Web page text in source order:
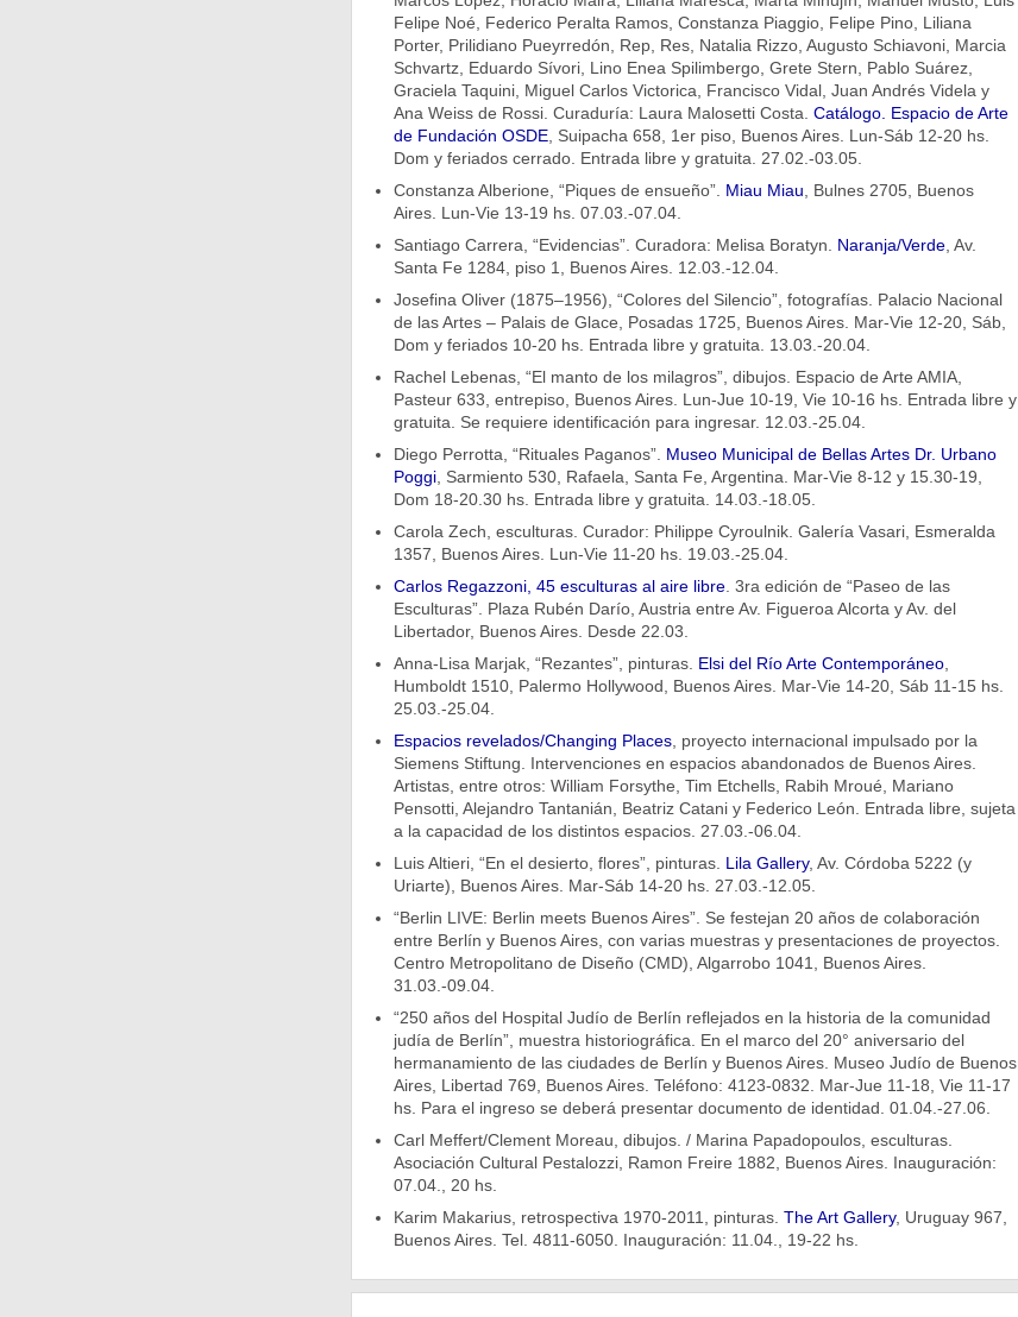
Felipe Noé, Federico Peralta Ramos, Constanza Piaggio, Felipe Pino, Liliana
Porter, Prilidiano Pueyrredón, Rep, Res, Natalia Rizzo, Augusto Schiavoni, Marcia
Schvartz, Eduardo Sívori, Lino Enea Spilimbergo, Grete Stern, Pablo Suárez,
Graciela Taquini, Miguel Carlos Victorica, Francisco Vidal, Juan Andrés Videla y
Ana Weiss de Rossi. Curaduría: Laura Malosetti Costa. Catálogo. Espacio de Arte
de Fundación OSDE, Suipacha 658, 1er piso, Buenos Aires. Lun-Sáb 12-20 hs.
Dom y feriados cerrado. Entrada libre y gratuita. 27.02.-03.05.
Constanza Alberione, “Piques de ensueño”. Miau Miau , Bulnes 2705, Buenos
Aires. Lun-Vie 13-19 hs. 07.03.-07.04.
Santiago Carrera, “Evidencias”. Curadora: Melisa Boratyn. Naranja/Verde, Av.
Santa Fe 1284, piso 1, Buenos Aires. 12.03.-12.04.
Josefina Oliver (1875–1956), “Colores del Silencio”, fotografías. Palacio Nacional
de las Artes – Palais de Glace, Posadas 1725, Buenos Aires. Mar-Vie 12-20, Sáb,
Dom y feriados 10-20 hs. Entrada libre y gratuita. 13.03.-20.04.
Rachel Lebenas, “El manto de los milagros”, dibujos. Espacio de Arte AMIA,
Pasteur 633, entrepiso, Buenos Aires. Lun-Jue 10-19, Vie 10-16 hs. Entrada libre y
gratuita. Se requiere identificación para ingresar. 12.03.-25.04.
Diego Perrotta, “Rituales Paganos”. Museo Municipal de Bellas Artes Dr. Urbano
Poggi, Sarmiento 530, Rafaela, Santa Fe, Argentina. Mar-Vie 8-12 y 15.30-19,
Dom 18-20.30 hs. Entrada libre y gratuita. 14.03.-18.05.
Carola Zech, esculturas. Curador: Philippe Cyroulnik. Galería Vasari, Esmeralda
1357, Buenos Aires. Lun-Vie 11-20 hs. 19.03.-25.04.
Carlos Regazzoni, 45 esculturas al aire libre. 3ra edición de “Paseo de las
Esculturas”. Plaza Rubén Darío, Austria entre Av. Figueroa Alcorta y Av. del
Libertador, Buenos Aires. Desde 22.03.
Anna-Lisa Marjak, “Rezantes”, pinturas. Elsi del Río Arte Contemporáneo,
Humboldt 1510, Palermo Hollywood, Buenos Aires. Mar-Vie 14-20, Sáb 11-15 hs.
25.03.-25.04.
Espacios revelados/Changing Places, proyecto internacional impulsado por la
Siemens Stiftung. Intervenciones en espacios abandonados de Buenos Aires.
Artistas, entre otros: William Forsythe, Tim Etchells, Rabih Mroué, Mariano
Pensotti, Alejandro Tantanián, Beatriz Catani y Federico León. Entrada libre, sujeta
a la capacidad de los distintos espacios. 27.03.-06.04.
Luis Altieri, “En el desierto, flores”, pinturas. Lila Gallery, Av. Córdoba 5222 (y
Uriarte), Buenos Aires. Mar-Sáb 14-20 hs. 27.03.-12.05.
“Berlin LIVE: Berlin meets Buenos Aires”. Se festejan 20 años de colaboración
entre Berlín y Buenos Aires, con varias muestras y presentaciones de proyectos.
Centro Metropolitano de Diseño (CMD), Algarrobo 1041, Buenos Aires.
31.03.-09.04.
“250 años del Hospital Judío de Berlín reflejados en la historia de la comunidad
judía de Berlín”, muestra historiográfica. En el marco del 20° aniversario del
hermanamiento de las ciudades de Berlín y Buenos Aires. Museo Judío de Buenos
Aires, Libertad 769, Buenos Aires. Teléfono: 4123-0832. Mar-Jue 11-18, Vie 11-17
hs. Para el ingreso se deberá presentar documento de identidad. 01.04.-27.06.
Carl Meffert/Clement Moreau, dibujos. / Marina Papadopoulos, esculturas.
Asociación Cultural Pestalozzi, Ramon Freire 1882, Buenos Aires. Inauguración:
07.04., 20 hs.
Karim Makarius, retrospectiva 1970-2011, pinturas. The Art Gallery, Uruguay 967,
Buenos Aires. Tel. 4811-6050. Inauguración: 11.04., 19-22 hs.